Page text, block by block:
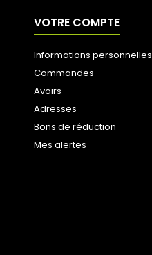
VOTRE COMPTE
Informations personnelles
Commandes
Avoirs
Adresses
Bons de réduction
Mes alertes